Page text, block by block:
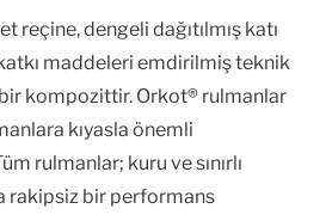
reçine, dengeli dağıtılmış katı
maddeleri emdirilmiş teknik
kompozittir. Orkot® rulmanlar
kıyasla önemli
rulmanlar; kuru ve sınırlı
rakipsiz bir performans